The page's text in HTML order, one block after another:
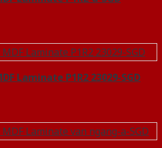
Laminate P1R2 23029-SGD